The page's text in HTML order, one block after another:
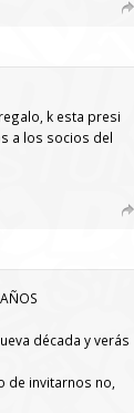
k esta presi
a los socios del
década y verás
de invitarnos no,